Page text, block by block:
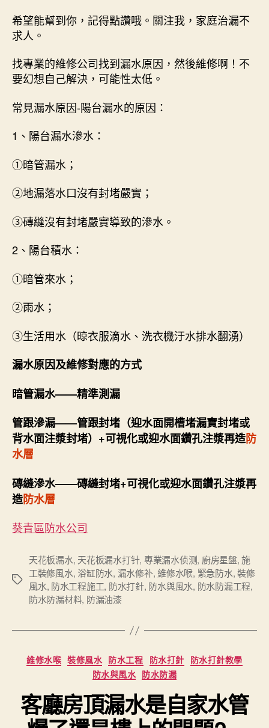
希望能幫到你，記得點讚哦。關注我，家庭治漏不
求人。
找專業的維修公司找到漏水原因，然後維修啊！不
要幻想自己解決，可能性太低。
常見漏水原因-陽台漏水的原因：
1、陽台漏水滲水：
①暗管漏水；
②地漏落水口沒有封堵嚴實；
③磚縫沒有封堵嚴實導致的滲水。
2、陽台積水：
①暗管來水；
②雨水；
③生活用水（晾衣服滴水、洗衣機汙水排水翻湧）
漏水原因及維修對應的方式
暗管漏水——精準測漏
管跟滲漏——管跟封堵（迎水面開槽堵漏寶封堵或
背水面注漿封堵）+可視化或迎水面鑽孔注漿再造防
水層
磚縫滲水——磚縫封堵+可視化或迎水面鑽孔注漿再
造防水層
葵青區防水公司
Tags
天花板漏水, 天花板漏水打针, 專業漏水侦测, 廚房星盤,施
工裝修風水, 浴缸防水, 漏水修补,維修水喉, 緊急防水,裝修
風水, 防水工程施工, 防水打針, 防水與風水, 防水防漏工程,
防水防漏材料, 防漏油漆
Categories
維修水喉 裝修風水 防水工程 防水打針 防水打針教學
防水與風水 防水防漏
客廳房頂漏水是自家水管